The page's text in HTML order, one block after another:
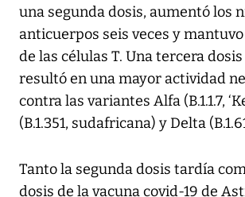
una segunda dosis, aumentó los
anticuerpos seis veces y
de las células T. Una tercera
resultó en una mayor actividad
contra las variantes Alfa (B.1.1.7,
(B.1.351, sudafricana) y Delta
Tanto la segunda dosis tardía
dosis de la vacuna covid-19 de